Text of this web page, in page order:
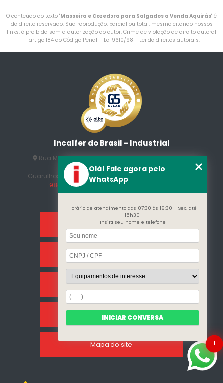
O conteúdo do texto "Masseira e Cozedora para Salgados a Venda Aquirás" é
de direito reservado. Sua reprodução, parcial ou total, mesmo citando nossos
links, é proibida sem a autorização do autor. Crime de violação de direito autoral
– artigo 184 do Código Penal – Lei 9610/98 - Lei de direitos autorais.
Incalfer do Brasil - Industrial
Rua Manuel Jesus Fernandes , 172 - Jardim Santo
Afonso
Guarulhos - SP - CEP: 07215-230
(11) 3296-7700
98409-5498
contato@incalfer.com.br
Home
Sobre Nós
Categorias
Clientes
Mapa do site 1
Olá! Fale agora pelo
WhatsApp
Horário de atendimento das 07:30 às 16:30 - Sex. até
15h30
Insira seu nome e telefone
INICIAR CONVERSA